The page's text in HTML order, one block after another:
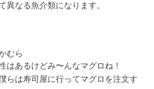
異なる魚介類になります。
むら
はあるけどみ〜んなマグロね！
らは寿司屋に行ってマグロを注文す